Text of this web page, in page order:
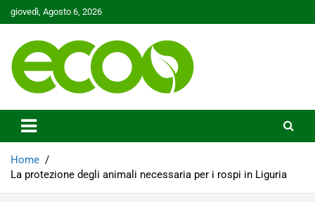
Skip
to
giovedì, Agosto 6, 2026
Ecoo.it
Home
La protezione degli animali necessaria per i rospi in Liguria